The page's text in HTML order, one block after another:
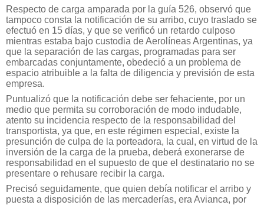
Respecto de carga amparada por la guía 526, observó que
tampoco consta la notificación de su arribo, cuyo traslado se
efectuó en 15 días, y que se verificó un retardo culposo
mientras estaba bajo custodia de Aerolíneas Argentinas, ya
que la separación de las cargas, programadas para ser
embarcadas conjuntamente, obedeció a un problema de
espacio atribuible a la falta de diligencia y previsión de esta
empresa.
Puntualizó que la notificación debe ser fehaciente, por un
medio que permita su corroboración de modo indudable,
atento su incidencia respecto de la responsabilidad del
transportista, ya que, en este régimen especial, existe la
presunción de culpa de la porteadora, la cual, en virtud de la
inversión de la carga de la prueba, deberá exonerarse de
responsabilidad en el supuesto de que el destinatario no se
presentare o rehusare recibir la carga.
Precisó seguidamente, que quien debía notificar el arribo y
puesta a disposición de las mercaderías, era Avianca, por